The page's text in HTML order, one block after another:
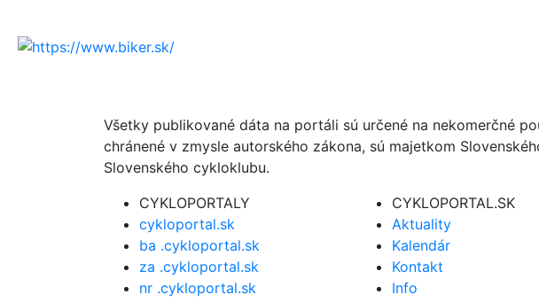
Všetky publikované dáta na portáli sú určené na nekomerčné
chránené v zmysle autorského zákona, sú majetkom
Slovenského cykloklubu.
CYKLOPORTALY
cykloportal.sk
ba .cykloportal.sk
za .cykloportal.sk
nr .cykloportal.sk
CYKLOPORTAL.SK
Aktuality
Kalendár
Kontakt
Info